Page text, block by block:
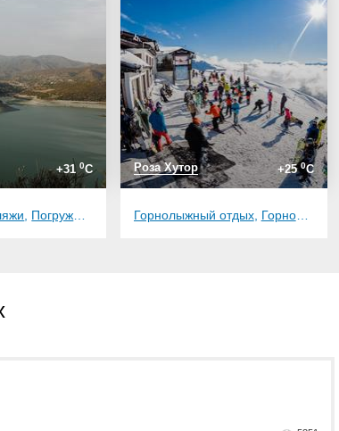
+31 0C
Погружение в историю ,Прогулки по набержной
Роза Хутор +250C
Горнолыжный отдых, Горнолыжный спорт